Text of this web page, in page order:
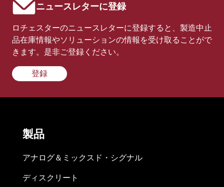
ニュースレターに登録
ロチェスターのニュースレターに登録すると、製造中止
品在庫情報やソリューションの情報を受け取ることがで
きます。是非ご登録ください。
登録
製品
アナログ＆ミックスド・シグナル
ディスクリート